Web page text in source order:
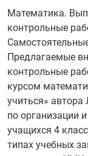
Математика.
контрольные
Предлагаемые
контрольные
курсом
учиться»
по организации
учащихся 4
типах учебных